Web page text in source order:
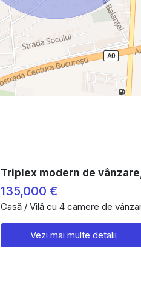
Triplex modern de
135,000 €
Casă / Vilă cu 4 camere de
Vezi mai multe detalii